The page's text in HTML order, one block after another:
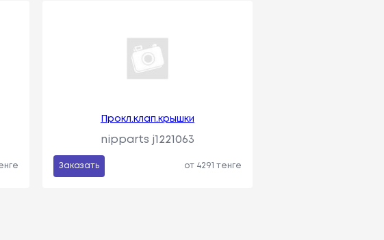
Прокл.клап.крышки
nipparts j1221063
Заказать от 4291 тенге